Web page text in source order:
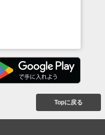
Topに戻る